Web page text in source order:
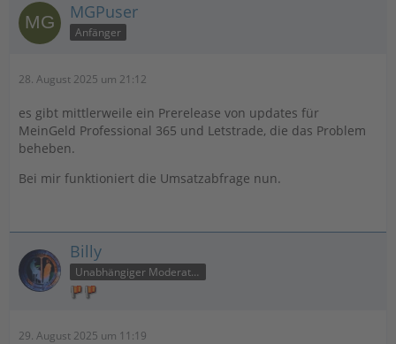
MGPuser
Anfänger
28. August 2025 um 21:12
es gibt mittlerweile ein Prerelease von updates für
MeinGeld Professional 365 und Letstrade, die das Problem
beheben.
Bei mir funktioniert die Umsatzabfrage nun.
Billy
Unabhängiger Moderator
29. August 2025 um 11:19